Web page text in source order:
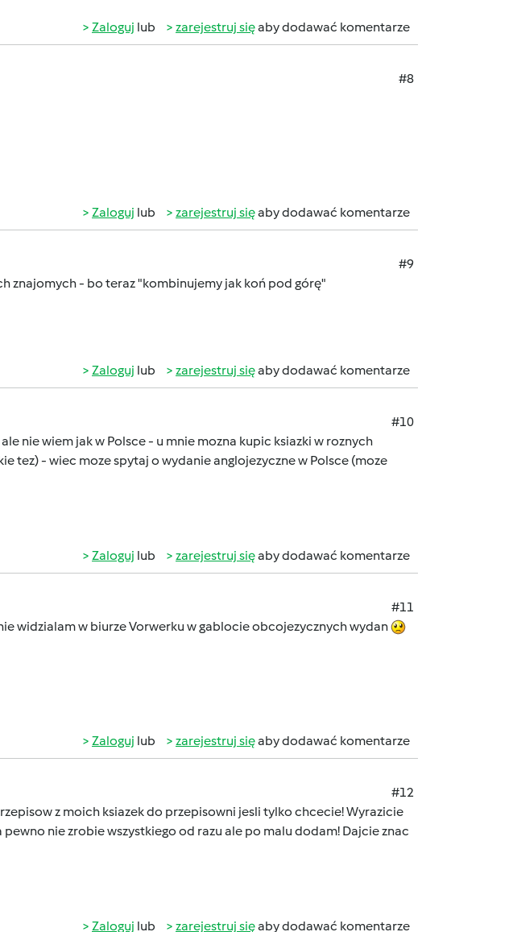
Zaloguj lub zarejestruj sięaby dodawać komentarze
#8
Zaloguj lub zarejestruj sięaby dodawać komentarze
#9
znajomych - bo teraz "kombinujemy jak koń pod górę"
Zaloguj lub zarejestruj sięaby dodawać komentarze
#10
nie wiem jak w Polsce - u mnie mozna kupic ksiazki w roznych
tez) - wiec moze spytaj o wydanie anglojezyczne w Polsce (moze
Zaloguj lub zarejestruj sięaby dodawać komentarze
#11
widzialam w biurze Vorwerku w gablocie obcojezycznych wydan
Zaloguj lub zarejestruj sięaby dodawać komentarze
#12
z moich ksiazek do przepisowni jesli tylko chcecie! Wyrazicie
nie zrobie wszystkiego od razu ale po malu dodam! Dajcie znac
Zaloguj lub zarejestruj sięaby dodawać komentarze